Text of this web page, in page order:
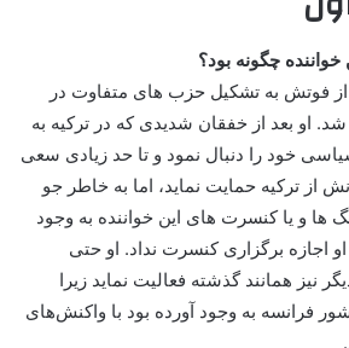
چگونه بود؟
از فوتش به تشکیل حزب های متفاوت در
او بعد از خفقان شدیدی که در ترکیه به
خود را دنبال نمود و تا حد زیادی سعی
از ترکیه حمایت نماید، اما به خاطر جو
ها و یا کنسرت های این خواننده به وجود
اجازه برگزاری کنسرت نداد. او حتی
نیز همانند گذشته فعالیت نماید زیرا
فرانسه به وجود آورده بود با واکنش‌های